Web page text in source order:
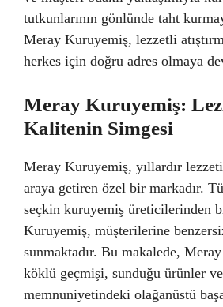
tutkunlarının gönlünde taht
Meray Kuruyemiş, lezzetli
herkes için doğru adres olmaya
Meray Kuruyemiş:
Kalitenin Simgesi
Meray Kuruyemiş, yıllardır
araya getiren özel bir markadır.
seçkin kuruyemiş üreticilerinden
Kuruyemiş, müşterilerine
sunmaktadır. Bu makalede,
köklü geçmişi, sunduğu ürünler
memnuniyetindeki olağanüstü